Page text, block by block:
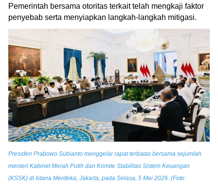
Pemerintah bersama otoritas terkait telah mengkaji faktor
penyebab serta menyiapkan langkah-langkah mitigasi.
Presiden Prabowo Subianto menggelar rapat terbatas bersama sejumlah
menteri Kabinet Merah Putih dan Komite Stabilitas Sistem Keuangan
(KSSK) di Istana Merdeka, Jakarta, pada Selasa, 5 Mei 2026. (Foto: